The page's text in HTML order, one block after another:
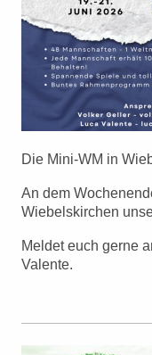
Die Mini-WM in
An dem
Wiebelskirchen
Meldet euch gerne
Valente.